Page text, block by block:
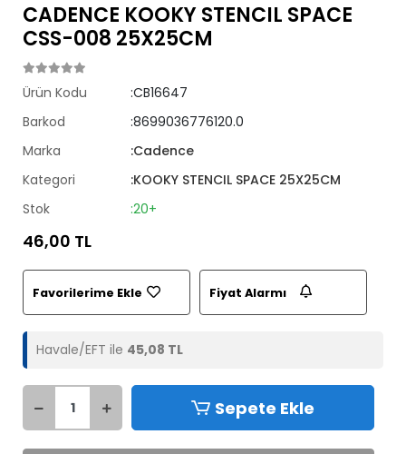
CADENCE KOOKY STENCIL SPACE
CSS-008 25X25CM
Ürün Kodu
:CB16647
Barkod
:8699036776120.0
Marka
:Cadence
Kategori
:KOOKY STENCIL SPACE 25X25CM
Stok
:20+
46,00 TL
Favorilerime Ekle Fiyat Alarmı
Havale/EFT ile 45,08 TL
Sepete Ekle